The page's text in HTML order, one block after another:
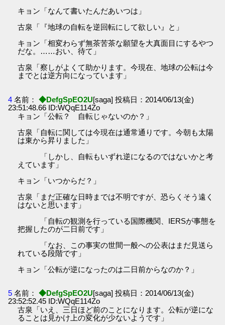
キョン「なんて書いたんだあいつは」
古泉「『地球の自転を逆回転にして欲しい』と」
キョン「相変わらず無茶苦茶な願望を大真面目にするやつ
だな。……おい、待て」
古泉「察しがよくて助かります。今現在、地球の公転は今
までとは逆方向になっています」
4 名前： ◆DefgSpEO2U[saga] 投稿日：2014/06/13(金)
23:51:48.66 ID:WQqE114Zo
キョン「公転？ 自転じゃないのか？」
古泉「自転に関しては今現在は通常通りです。今朝も太陽
は東から昇りました」
「しかし、自転もいずれ逆になるのではないかと考
えています」
キョン「いつからだ？」
古泉「まだ正確な日時までは不明ですが、恐らくそう遠く
はないと思います」
「自転の観測を行っている国際機関、IERSが事態を
把握したのが二日前です」
「なお、この事実の世間一般への公表はまだ見送ら
れている段階です」
キョン「公転が逆になったのは二日前からなのか？」
5 名前： ◆DefgSpEO2U[saga] 投稿日：2014/06/13(金)
23:52:52.45 ID:WQqE114Zo
古泉「いえ、三日ほど前のことになります。公転が逆にな
ることは見かけ上の変化が少ないようです」